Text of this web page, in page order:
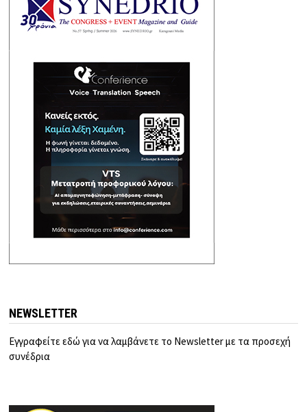
NEWSLETTER
Εγγραφείτε εδώ για να λαμβάνετε το Newsletter με τα προσεχή
συνέδρια